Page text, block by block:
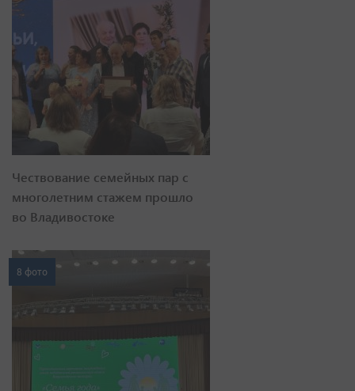
Чествование семейных пар с
многолетним стажем прошло
во Владивостоке
8 фото